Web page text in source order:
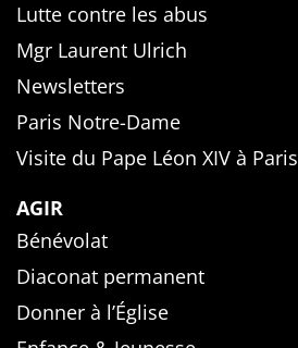
Lutte contre les abus
Mgr Laurent Ulrich
Newsletters
Paris Notre-Dame
Visite du Pape Léon XIV à Paris
AGIR
Bénévolat
Diaconat permanent
Donner à l’Église